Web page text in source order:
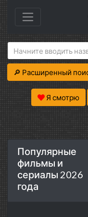
🔎 Расширенный
Я смотрю
Популярные
фильмы и
сериалы 2026
года